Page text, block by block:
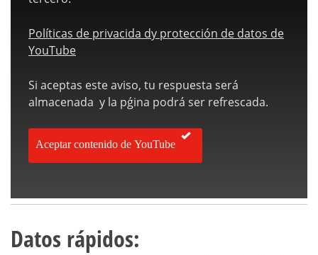
Políticas de privacida dy protección de datos de
YouTube
Si aceptas este aviso, tu respuesta será
almacenada y la pǵina podrá ser refrescada.
Aceptar contenido de YouTube
Datos rápidos: